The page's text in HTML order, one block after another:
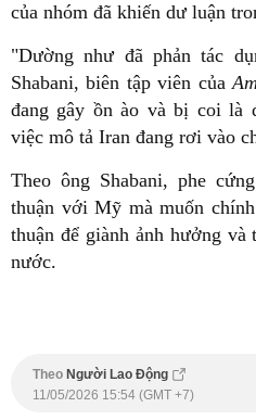
của nhóm đã khiến dư luận
"Dường như đã phản tác
Shabani, biên tập viên của
đang gây ồn ào và bị coi là
việc mô tả Iran đang rơi vào
Theo ông Shabani, phe
thuận với Mỹ mà muốn
thuận để giành ảnh hưởng
nước.
Theo Người Lao Động
11/05/2026 15:54 (GMT +7)